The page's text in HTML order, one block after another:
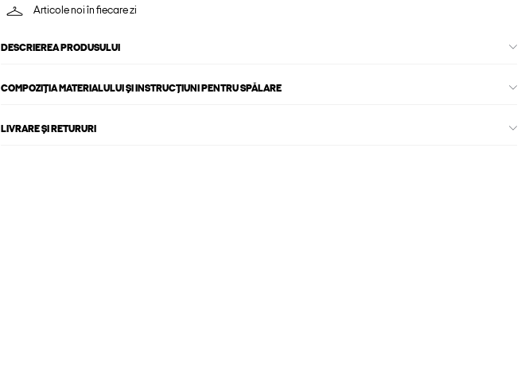
Articole noi în fiecare zi
DESCRIEREA PRODUSULUI
COMPOZIȚIA MATERIALULUI ȘI INSTRUCȚIUNI PENTRU SPĂLARE
LIVRARE ȘI RETURURI